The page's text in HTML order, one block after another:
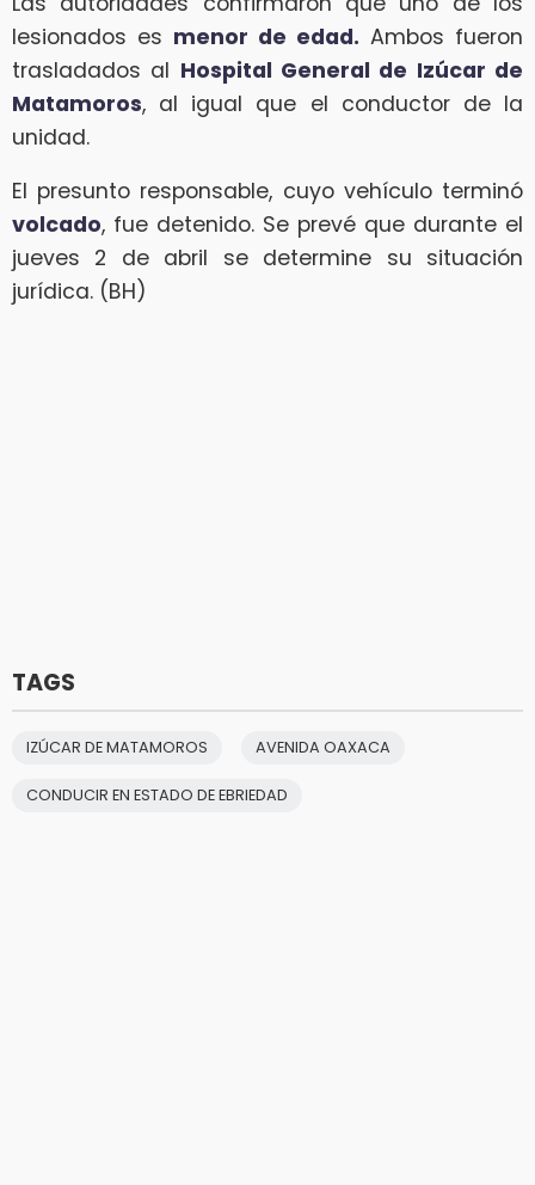
lesionados es menor de edad. Ambos fueron
trasladados al Hospital General de Izúcar de
Matamoros, al igual que el conductor de la
unidad.
El presunto responsable, cuyo vehículo terminó
volcado, fue detenido. Se prevé que durante el
jueves 2 de abril se determine su situación
jurídica. (BH)
TAGS
IZÚCAR DE MATAMOROS AVENIDA OAXACA
CONDUCIR EN ESTADO DE EBRIEDAD